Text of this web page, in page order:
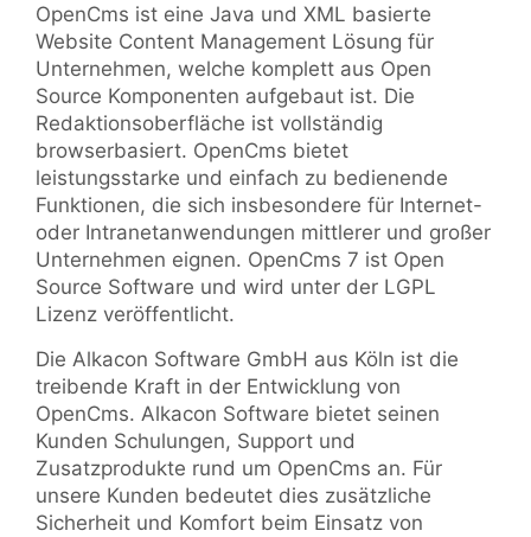
OpenCms ist eine Java und XML basierte
Website Content Management Lösung für
Unternehmen, welche komplett aus Open
Source Komponenten aufgebaut ist. Die
Redaktionsoberfläche ist vollständig
browserbasiert. OpenCms bietet
leistungsstarke und einfach zu bedienende
Funktionen, die sich insbesondere für Internet-
oder Intranetanwendungen mittlerer und großer
Unternehmen eignen. OpenCms 7 ist Open
Source Software und wird unter der LGPL
Lizenz veröffentlicht.
Die Alkacon Software GmbH aus Köln ist die
treibende Kraft in der Entwicklung von
OpenCms. Alkacon Software bietet seinen
Kunden Schulungen, Support und
Zusatzprodukte rund um OpenCms an. Für
unsere Kunden bedeutet dies zusätzliche
Sicherheit und Komfort beim Einsatz von